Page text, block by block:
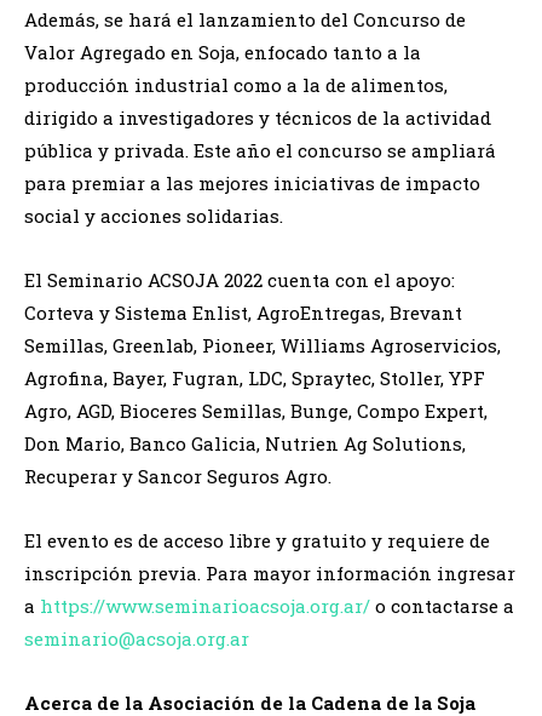
Además, se hará el lanzamiento del Concurso de
Valor Agregado en Soja, enfocado tanto a la
producción industrial como a la de alimentos,
dirigido a investigadores y técnicos de la actividad
pública y privada. Este año el concurso se ampliará
para premiar a las mejores iniciativas de impacto
social y acciones solidarias.
El Seminario ACSOJA 2022 cuenta con el apoyo:
Corteva y Sistema Enlist, AgroEntregas, Brevant
Semillas, Greenlab, Pioneer, Williams Agroservicios,
Agrofina, Bayer, Fugran, LDC, Spraytec, Stoller, YPF
Agro, AGD, Bioceres Semillas, Bunge, Compo Expert,
Don Mario, Banco Galicia, Nutrien Ag Solutions,
Recuperar y Sancor Seguros Agro.
El evento es de acceso libre y gratuito y requiere de
inscripción previa. Para mayor información ingresar
a https://www.seminarioacsoja.org.ar/ o contactarse a
seminario@acsoja.org.ar
Acerca de la Asociación de la Cadena de la Soja